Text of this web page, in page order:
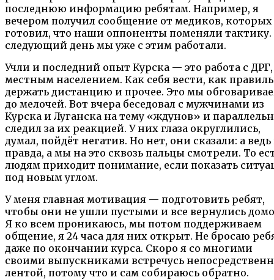
последнюю информацию ребятам. Например, я
вечером получил сообщение от медиков, которых
готовил, что наши оппоненты поменяли тактику.
следующий день мы уже с этим работали.
Учли и последний опыт Курска — это работа с ДРГ,
местным населением. Как себя вести, как
держать дистанцию и прочее. Это мы
до мелочей. Вот вчера беседовал с мужчинами из
Курска и Луганска на тему «ждунов» и
следил за их реакцией. У них глаза округлились,
думал, пойдёт негатив. Но нет, они сказали: а ведь
правда, а мы на это сквозь пальцы смотрели. То
людям приходит понимание, если показать
под новым углом.
У меня главная мотивация — подготовить ребят,
чтобы они не ушли пустыми и все вернулись
Я ко всем проникаюсь, мы потом поддерживаем
общение, я 24 часа для них открыт. Не бросаю
даже по окончании курса. Скоро я со многими
своими выпускниками встречусь
лентой, потому что и сам собираюсь обратно.